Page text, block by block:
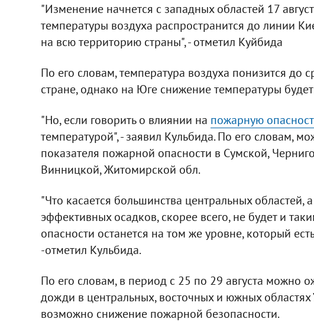
"Изменение начнется с западных областей 17
температуры воздуха распространится до линии
на всю территорию страны", - отметил Куйбида
По его словам, температура воздуха понизится до
стране, однако на Юге снижение температуры
"Но, если говорить о влиянии на пожарную
температурой", - заявил Кульбида. По его словам,
показателя пожарной опасности в Сумской,
Винницкой, Житомирской обл.
"Что касается большинства центральных областей,
эффективных осадков, скорее всего, не будет и
опасности останется на том же уровне, который
-отметил Кульбида.
По его словам, в период с 25 по 29 августа можно
дожди в центральных, восточных и южных областях
возможно снижение пожарной безопасности.